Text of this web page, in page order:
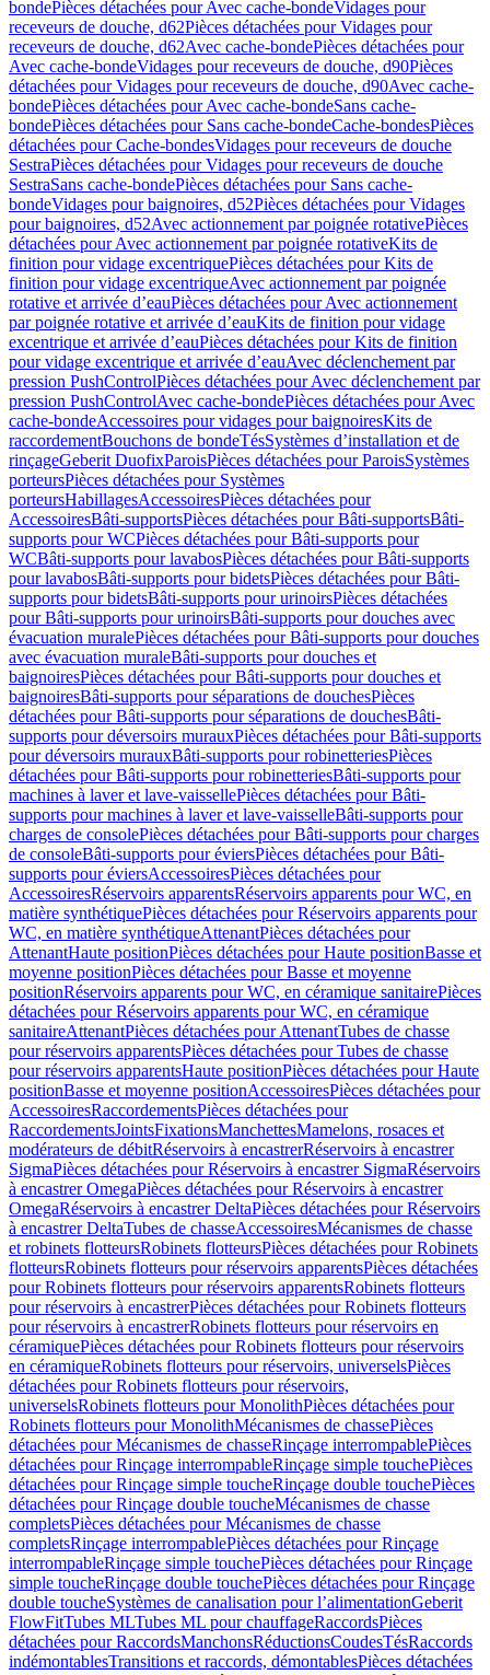
bondePièces détachées pour Avec cache-bondeVidages pour
receveurs de douche, d62Pièces détachées pour Vidages pour
receveurs de douche, d62Avec cache-bondePièces détachées pour
Avec cache-bondeVidages pour receveurs de douche, d90Pièces
détachées pour Vidages pour receveurs de douche, d90Avec cache-
bondePièces détachées pour Avec cache-bondeSans cache-
bondePièces détachées pour Sans cache-bondeCache-bondesPièces
détachées pour Cache-bondesVidages pour receveurs de douche
SestraPièces détachées pour Vidages pour receveurs de douche
SestraSans cache-bondePièces détachées pour Sans cache-
bondeVidages pour baignoires, d52Pièces détachées pour Vidages
pour baignoires, d52Avec actionnement par poignée rotativePièces
détachées pour Avec actionnement par poignée rotativeKits de
finition pour vidage excentriquePièces détachées pour Kits de
finition pour vidage excentriqueAvec actionnement par poignée
rotative et arrivée d’eauPièces détachées pour Avec actionnement
par poignée rotative et arrivée d’eauKits de finition pour vidage
excentrique et arrivée d’eauPièces détachées pour Kits de finition
pour vidage excentrique et arrivée d’eauAvec déclenchement par
pression PushControlPièces détachées pour Avec déclenchement par
pression PushControlAvec cache-bondePièces détachées pour Avec
cache-bondeAccessoires pour vidages pour baignoiresKits de
raccordementBouchons de bondeTésSystèmes d’installation et de
rinçageGeberit DuofixParoisPièces détachées pour ParoisSystèmes
porteursPièces détachées pour Systèmes
porteursHabillagesAccessoiresPièces détachées pour
AccessoiresBâti-supportsPièces détachées pour Bâti-supportsBâti-
supports pour WCPièces détachées pour Bâti-supports pour
WCBâti-supports pour lavabosPièces détachées pour Bâti-supports
pour lavabosBâti-supports pour bidetsPièces détachées pour Bâti-
supports pour bidetsBâti-supports pour urinoirsPièces détachées
pour Bâti-supports pour urinoirsBâti-supports pour douches avec
évacuation muralePièces détachées pour Bâti-supports pour douches
avec évacuation muraleBâti-supports pour douches et
baignoiresPièces détachées pour Bâti-supports pour douches et
baignoiresBâti-supports pour séparations de douchesPièces
détachées pour Bâti-supports pour séparations de douchesBâti-
supports pour déversoirs murauxPièces détachées pour Bâti-supports
pour déversoirs murauxBâti-supports pour robinetteriesPièces
détachées pour Bâti-supports pour robinetteriesBâti-supports pour
machines à laver et lave-vaissellePièces détachées pour Bâti-
supports pour machines à laver et lave-vaisselleBâti-supports pour
charges de consolePièces détachées pour Bâti-supports pour charges
de consoleBâti-supports pour éviersPièces détachées pour Bâti-
supports pour éviersAccessoiresPièces détachées pour
AccessoiresRéservoirs apparentsRéservoirs apparents pour WC, en
matière synthétiquePièces détachées pour Réservoirs apparents pour
WC, en matière synthétiqueAttenantPièces détachées pour
AttenantHaute positionPièces détachées pour Haute positionBasse et
moyenne positionPièces détachées pour Basse et moyenne
positionRéservoirs apparents pour WC, en céramique sanitairePièces
détachées pour Réservoirs apparents pour WC, en céramique
sanitaireAttenantPièces détachées pour AttenantTubes de chasse
pour réservoirs apparentsPièces détachées pour Tubes de chasse
pour réservoirs apparentsHaute positionPièces détachées pour Haute
positionBasse et moyenne positionAccessoiresPièces détachées pour
AccessoiresRaccordementsPièces détachées pour
RaccordementsJointsFixationsManchettesMamelons, rosaces et
modérateurs de débitRéservoirs à encastrerRéservoirs à encastrer
SigmaPièces détachées pour Réservoirs à encastrer SigmaRéservoirs
à encastrer OmegaPièces détachées pour Réservoirs à encastrer
OmegaRéservoirs à encastrer DeltaPièces détachées pour Réservoirs
à encastrer DeltaTubes de chasseAccessoiresMécanismes de chasse
et robinets flotteursRobinets flotteursPièces détachées pour Robinets
flotteursRobinets flotteurs pour réservoirs apparentsPièces détachées
pour Robinets flotteurs pour réservoirs apparentsRobinets flotteurs
pour réservoirs à encastrerPièces détachées pour Robinets flotteurs
pour réservoirs à encastrerRobinets flotteurs pour réservoirs en
céramiquePièces détachées pour Robinets flotteurs pour réservoirs
en céramiqueRobinets flotteurs pour réservoirs, universelsPièces
détachées pour Robinets flotteurs pour réservoirs,
universelsRobinets flotteurs pour MonolithPièces détachées pour
Robinets flotteurs pour MonolithMécanismes de chassePièces
détachées pour Mécanismes de chasseRinçage interrompablePièces
détachées pour Rinçage interrompableRinçage simple touchePièces
détachées pour Rinçage simple toucheRinçage double touchePièces
détachées pour Rinçage double toucheMécanismes de chasse
completsPièces détachées pour Mécanismes de chasse
completsRinçage interrompablePièces détachées pour Rinçage
interrompableRinçage simple touchePièces détachées pour Rinçage
simple toucheRinçage double touchePièces détachées pour Rinçage
double toucheSystèmes de canalisation pour l’alimentationGeberit
FlowFitTubes MLTubes ML pour chauffageRaccordsPièces
détachées pour RaccordsManchonsRéductionsCoudesTésRaccords
indémontablesTransitions et raccords, démontablesPièces détachées